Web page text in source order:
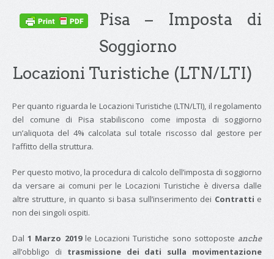
Pisa – Imposta di
Soggiorno
Locazioni Turistiche (LTN/LTI)
Per quanto riguarda le Locazioni Turistiche (LTN/LTI), il regolamento
del comune di Pisa stabiliscono come imposta di soggiorno
un’aliquota del 4% calcolata sul totale riscosso dal gestore per
l’affitto della struttura.
Per questo motivo, la procedura di calcolo dell’imposta di soggiorno
da versare ai comuni per le Locazioni Turistiche è diversa dalle
altre strutture, in quanto si basa sull’inserimento dei Contratti e
non dei singoli ospiti.
Dal1 Marzo 2019le Locazioni Turistiche sono sottoposte anche
all’obbligo di trasmissione dei dati sulla movimentazione